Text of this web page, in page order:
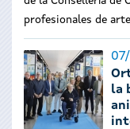
profesionales de
la